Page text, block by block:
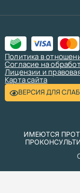
ВЕРСИЯ ДЛЯ
Политика в
Согласие на
Лицензии и
Карта сайта
ИМЕЮТСЯ